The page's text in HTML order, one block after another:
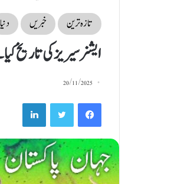
تازہ ترین
خبریں دنیا
ایشز سیریز کی تاریخ
20/11/2025
Facebook
Twitter